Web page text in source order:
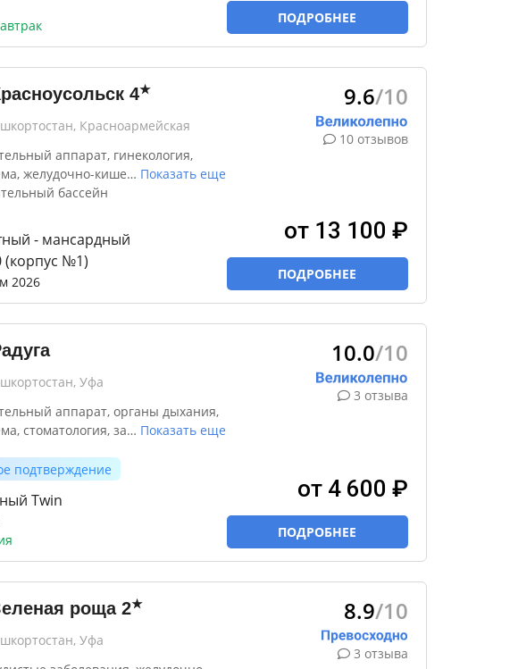
ПОДРОБНЕЕ
4★
Красноармейская
аппарат, гинекология,
желудочно-кише… Показать еще
бассейн
- мансардный
(корпус №1)
2026
9.6/10
10 отзывов
от 13 100 ₽
ПОДРОБНЕЕ
Уфа
аппарат, органы дыхания,
стоматология, за… Показать еще
подтверждение
Twin
10.0/10
3 отзыва
от 4 600 ₽
ПОДРОБНЕЕ
роща 2★
Уфа
8.9/10
3 отзыва